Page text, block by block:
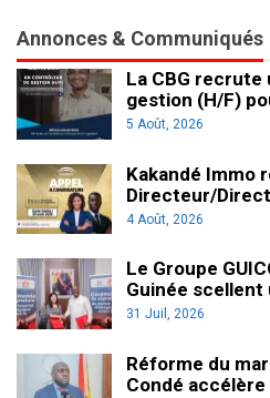
Annonces & Communiqués
La CBG
gestion (H/F)
5 Août, 2026
Kakandé Immo
Directeur/
4 Août, 2026
Le Groupe
Guinée
31 Juil, 2026
Réforme du
Condé accélère